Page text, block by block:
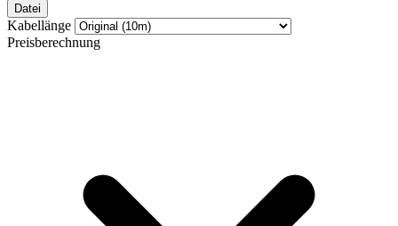
Datei
Kabellänge
Preisberechnung